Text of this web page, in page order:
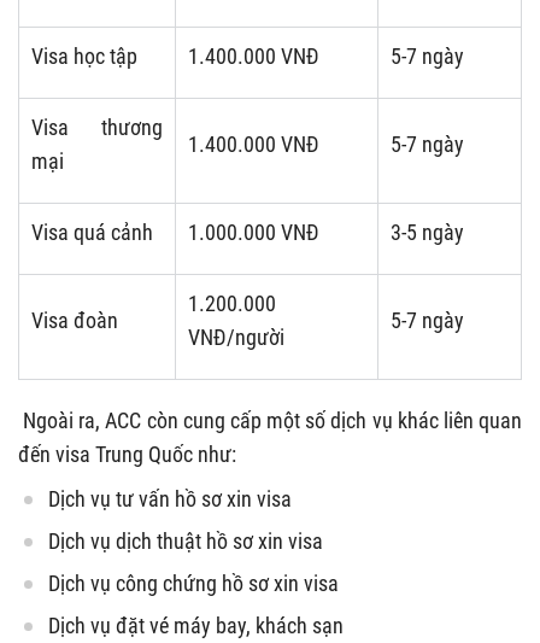
Visa học tập 1.400.000 VNĐ 5-7 ngày
Visa thương
mại
1.400.000 VNĐ 5-7 ngày
Visa quá cảnh 1.000.000 VNĐ 3-5 ngày
Visa đoàn
1.200.000
VNĐ/người
5-7 ngày
Ngoài ra, ACC còn cung cấp một số dịch vụ khác liên quan
đến visa Trung Quốc như:
Dịch vụ tư vấn hồ sơ xin visa
Dịch vụ dịch thuật hồ sơ xin visa
Dịch vụ công chứng hồ sơ xin visa
Dịch vụ đặt vé máy bay, khách sạn